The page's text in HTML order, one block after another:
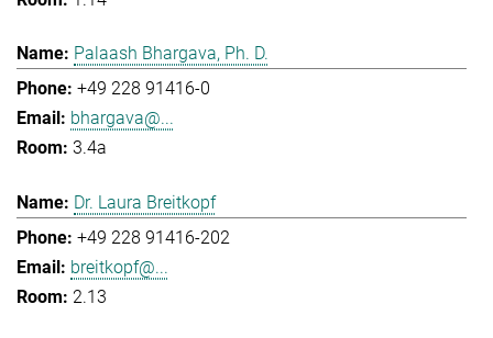
Palaash Bhargava, Ph. D.
+49 228 91416-0
bhargava@...
3.4a
Dr. Laura Breitkopf
+49 228 91416-202
breitkopf@...
2.13